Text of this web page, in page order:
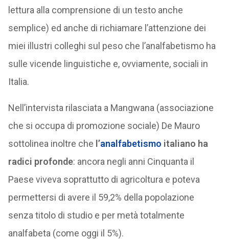
lettura alla comprensione di un testo anche
semplice) ed anche di richiamare l’attenzione dei
miei illustri colleghi sul peso che l’analfabetismo ha
sulle vicende linguistiche e, ovviamente, sociali in
Italia.
Nell’intervista rilasciata a Mangwana (associazione
che si occupa di promozione sociale) De Mauro
sottolinea inoltre che l’analfabetismo italiano ha
radici profonde: ancora negli anni Cinquanta il
Paese viveva soprattutto di agricoltura e poteva
permettersi di avere il 59,2% della popolazione
senza titolo di studio e per metà totalmente
analfabeta (come oggi il 5%).